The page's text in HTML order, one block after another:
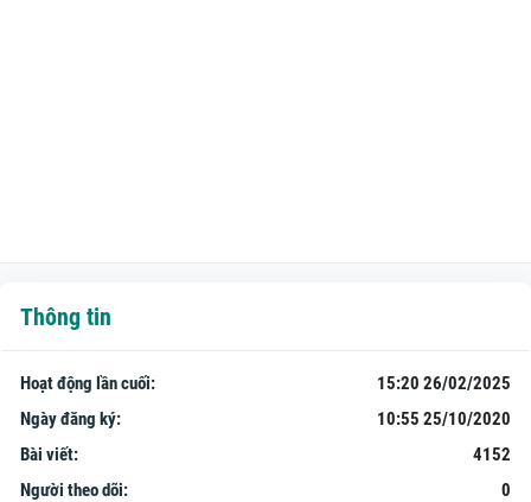
Thông tin
Hoạt động lần cuối:
15:20 26/02/2025
Ngày đăng ký:
10:55 25/10/2020
Bài viết:
4152
Người theo dõi:
0